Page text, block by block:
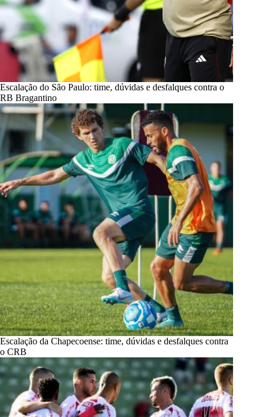
Escalação do São Paulo: time, dúvidas e desfalques contra o
RB Bragantino
Escalação da Chapecoense: time, dúvidas e desfalques contra
o CRB